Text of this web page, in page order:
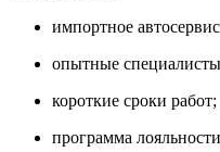
импортное
опытные
короткие сроки работ;
программа